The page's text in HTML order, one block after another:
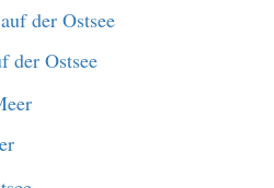
der Ostsee